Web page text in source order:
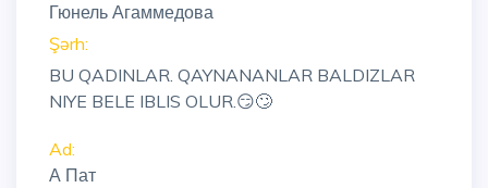
Гюнель Агаммедова
Şərh:
BU QADINLAR. QAYNANANLAR BALDIZLAR
NIYE BELE IBLIS OLUR.😏🙄
Ad:
А Пат